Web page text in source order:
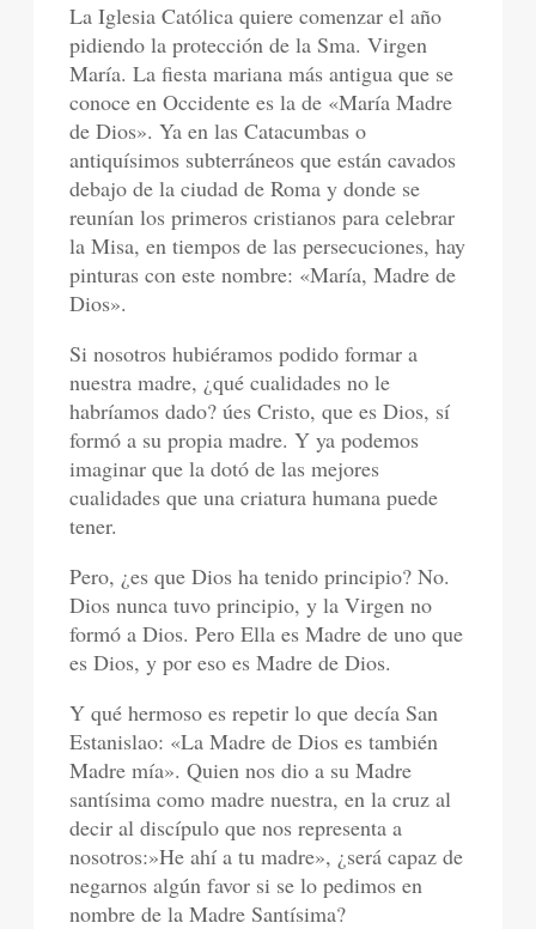
La Iglesia Católica quiere comenzar el año
pidiendo la protección de la Sma. Virgen
María. La fiesta mariana más antigua que se
conoce en Occidente es la de «María Madre
de Dios». Ya en las Catacumbas o
antiquísimos subterráneos que están cavados
debajo de la ciudad de Roma y donde se
reunían los primeros cristianos para celebrar
la Misa, en tiempos de las persecuciones, hay
pinturas con este nombre: «María, Madre de
Dios».
Si nosotros hubiéramos podido formar a
nuestra madre, ¿qué cualidades no le
habríamos dado? úes Cristo, que es Dios, sí
formó a su propia madre. Y ya podemos
imaginar que la dotó de las mejores
cualidades que una criatura humana puede
tener.
Pero, ¿es que Dios ha tenido principio? No.
Dios nunca tuvo principio, y la Virgen no
formó a Dios. Pero Ella es Madre de uno que
es Dios, y por eso es Madre de Dios.
Y qué hermoso es repetir lo que decía San
Estanislao: «La Madre de Dios es también
Madre mía». Quien nos dio a su Madre
santísima como madre nuestra, en la cruz al
decir al discípulo que nos representa a
nosotros:»He ahí a tu madre», ¿será capaz de
negarnos algún favor si se lo pedimos en
nombre de la Madre Santísima?